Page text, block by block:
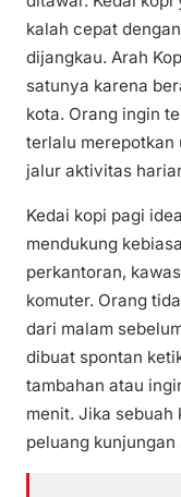
kalah cepat
dijangkau. Arah
satunya karena
kota. Orang ingin
terlalu merepotkan
jalur aktivitas
Kedai kopi pagi
mendukung
perkantoran,
komuter. Orang
dari malam
dibuat spontan
tambahan atau
menit. Jika sebuah
peluang